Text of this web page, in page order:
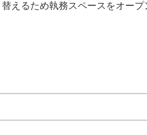
えるため執務スペースをオープ